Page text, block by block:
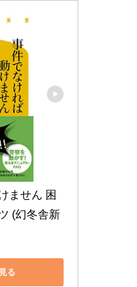
ません 困
(幻冬舎新
る